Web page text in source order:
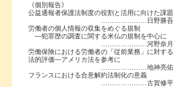
《個別報告》
公益通報者保護法制度の役割と活用に向けた課題
…………………日野勝吾
労働者の個人情報の収集をめぐる規制
―犯罪歴の調査に関する米仏の規制を中心に
…………………河野奈月
労働保険における労働者の「従前業務」に対する
法的評価―アメリカ法を参考に
…………………地神亮佑
フランスにおける合意解約法制化の意義
…………………古賀修平